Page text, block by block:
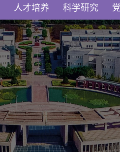
人才培养 科学研究